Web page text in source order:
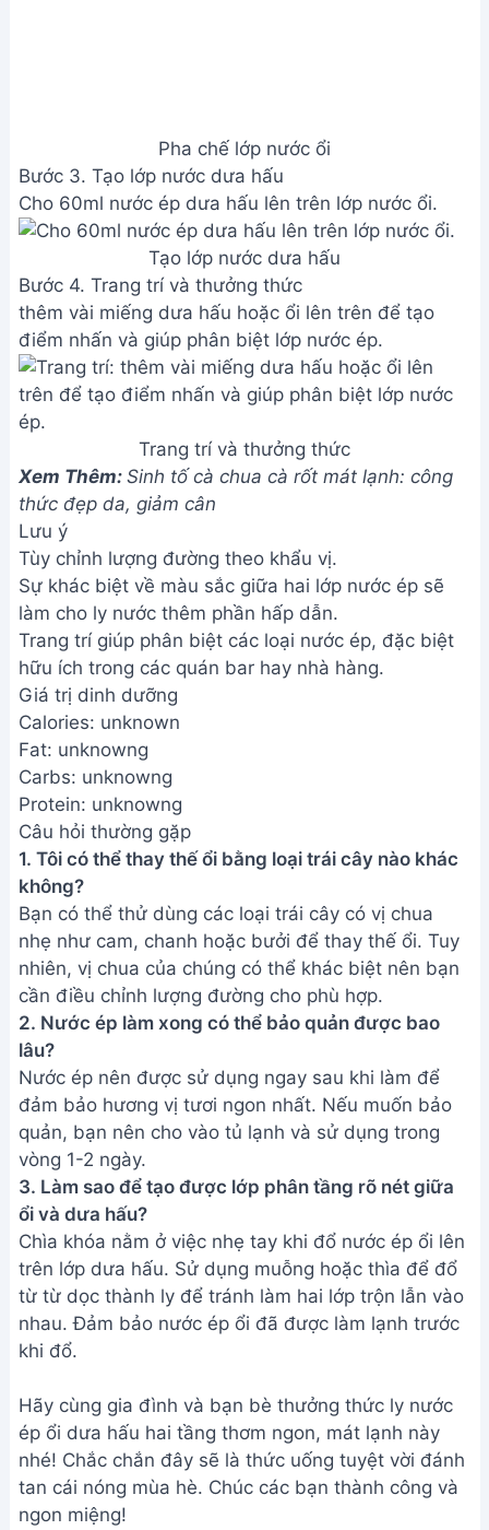
Pha chế lớp nước ổi
Bước 3. Tạo lớp nước dưa hấu
Cho 60ml nước ép dưa hấu lên trên lớp nước ổi.
Tạo lớp nước dưa hấu
Bước 4. Trang trí và thưởng thức
thêm vài miếng dưa hấu hoặc ổi lên trên để tạo
điểm nhấn và giúp phân biệt lớp nước ép.
Trang trí và thưởng thức
Xem Thêm: Sinh tố cà chua cà rốt mát lạnh: công
thức đẹp da, giảm cân
Lưu ý
Tùy chỉnh lượng đường theo khẩu vị.
Sự khác biệt về màu sắc giữa hai lớp nước ép sẽ
làm cho ly nước thêm phần hấp dẫn.
Trang trí giúp phân biệt các loại nước ép, đặc biệt
hữu ích trong các quán bar hay nhà hàng.
Giá trị dinh dưỡng
Calories: unknown
Fat: unknowng
Carbs: unknowng
Protein: unknowng
Câu hỏi thường gặp
1. Tôi có thể thay thế ổi bằng loại trái cây nào khác
không?
Bạn có thể thử dùng các loại trái cây có vị chua
nhẹ như cam, chanh hoặc bưởi để thay thế ổi. Tuy
nhiên, vị chua của chúng có thể khác biệt nên bạn
cần điều chỉnh lượng đường cho phù hợp.
2. Nước ép làm xong có thể bảo quản được bao
lâu?
Nước ép nên được sử dụng ngay sau khi làm để
đảm bảo hương vị tươi ngon nhất. Nếu muốn bảo
quản, bạn nên cho vào tủ lạnh và sử dụng trong
vòng 1-2 ngày.
3. Làm sao để tạo được lớp phân tầng rõ nét giữa
ổi và dưa hấu?
Chìa khóa nằm ở việc nhẹ tay khi đổ nước ép ổi lên
trên lớp dưa hấu. Sử dụng muỗng hoặc thìa để đổ
từ từ dọc thành ly để tránh làm hai lớp trộn lẫn vào
nhau. Đảm bảo nước ép ổi đã được làm lạnh trước
khi đổ.
Hãy cùng gia đình và bạn bè thưởng thức ly nước
ép ổi dưa hấu hai tầng thơm ngon, mát lạnh này
nhé! Chắc chắn đây sẽ là thức uống tuyệt vời đánh
tan cái nóng mùa hè. Chúc các bạn thành công và
ngon miệng!